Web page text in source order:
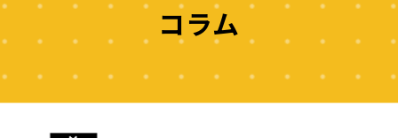
コラム